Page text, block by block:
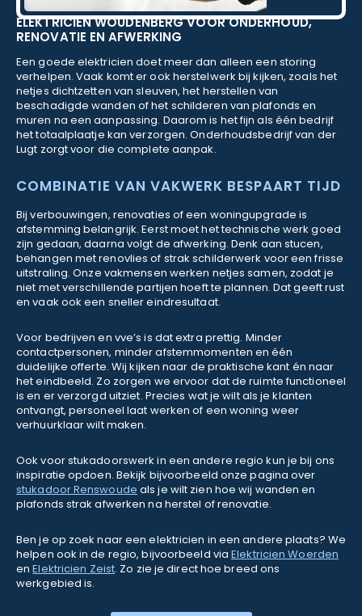
ELEKTRICIEN WOUDENBERG VOOR ONDERHOUD,
RENOVATIE EN AFWERKING
Een goede elektricien doet meer dan alleen een storing
verhelpen. Vaak komt er ook herstelwerk bij kijken, zoals het
netjes dichtzetten van sleuven, het herstellen van
beschadigde wanden of het schilderen van plafonds en
muren na een aanpassing. Daarom is het fijn als één bedrijf
het totaalplaatje kan verzorgen. Onderhoudsbedrijf van der
Lugt zorgt voor die complete aanpak.
COMBINATIE VAN VAKWERK BESPAART TIJD
Bij verbouwingen, renovaties of een woningupgrade is
afstemming belangrijk. Eerst moet het technische werk goed
zijn gedaan, daarna volgt de afwerking. Denk aan stucen,
behangen met renovlies of strak schilderwerk voor een frisse
uitstraling. Onze vakmensen werken netjes samen, zodat je
niet met verschillende partijen hoeft te plannen. Dat geeft rust
en vaak ook een sneller eindresultaat.
Voor bedrijven en vve’s is dat extra prettig. Minder
contactpersonen, minder afstemmomenten en één
duidelijke offerte. Wij kijken naar de praktische kant én naar
het eindbeeld. Zo zorgen we ervoor dat de ruimte functioneel
is en er verzorgd uitziet. Precies wat je wilt als je klanten
ontvangt, personeel laat werken of een woning weer
verhuurklaar wilt maken.
Ook voor stukadoorswerk in een andere regio kun je bij ons
inspiratie opdoen. Bekijk bijvoorbeeld onze pagina over
stukadoor Renswoude als je wilt zien hoe wij wanden en
plafonds strak afwerken na herstel of renovatie.
Ben je op zoek naar een elektricien in een andere plaats? We
helpen ook in de regio, bijvoorbeeld viaElektricien Woerden
enElektricien Zeist. Zo zie je direct hoe breed ons
werkgebied is.